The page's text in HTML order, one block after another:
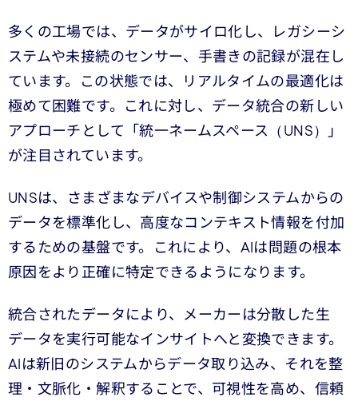
多くの工場では、データがサイロ化し、レガシーシ
ステムや未接続のセンサー、手書きの記録が混在し
ています。この状態では、リアルタイムの最適化は
極めて困難です。これに対し、データ統合の新しい
アプローチとして「統一ネームスペース（UNS）」
が注目されています。
UNSは、さまざまなデバイスや制御システムからの
データを標準化し、高度なコンテキスト情報を付加
するための基盤です。これにより、AIは問題の根本
原因をより正確に特定できるようになります。
統合されたデータにより、メーカーは分散した生
データを実行可能なインサイトへと変換できます。
AIは新旧のシステムからデータ取り込み、それを整
理・文脈化・解釈することで、可視性を高め、信頼